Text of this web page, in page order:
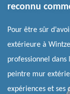
reconnu
Pour être sûr
extérieure à
professionnel dans
peintre mur
expériences et ses